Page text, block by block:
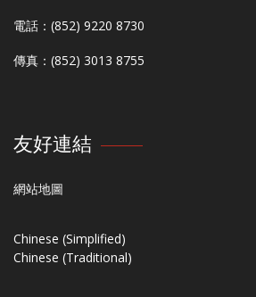
電話：(852) 9220 8730
傳真：(852) 3013 8755
友好連結
網站地圖
Chinese (Simplified)
Chinese (Traditional)